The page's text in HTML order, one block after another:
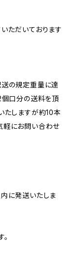
ただいております
送の規定重量に達
個口分の送料を頂
たしますが約10本
軽にお問い合わせ
に発送いたしま